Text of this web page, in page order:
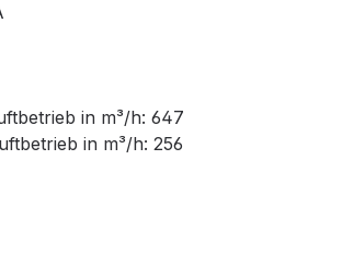
in m³/h: 647
in m³/h: 256